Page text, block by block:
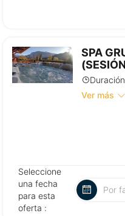
SPA
Ver más
Seleccione
una fecha
para esta
oferta :